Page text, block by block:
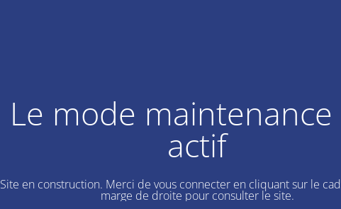
Le mode maintenance
actif
Site en construction. Merci de vous connecter en cliquant sur le
marge de droite pour consulter le site.